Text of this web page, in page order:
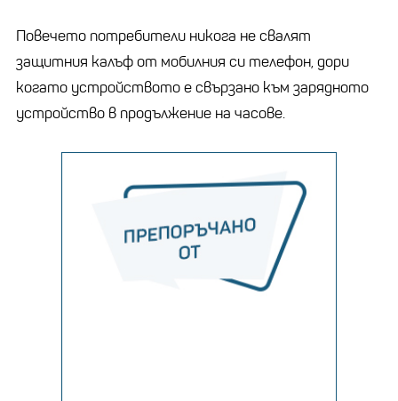
Повечето потребители никога не свалят
защитния калъф от мобилния си телефон, дори
когато устройството е свързано към зарядното
устройство в продължение на часове.